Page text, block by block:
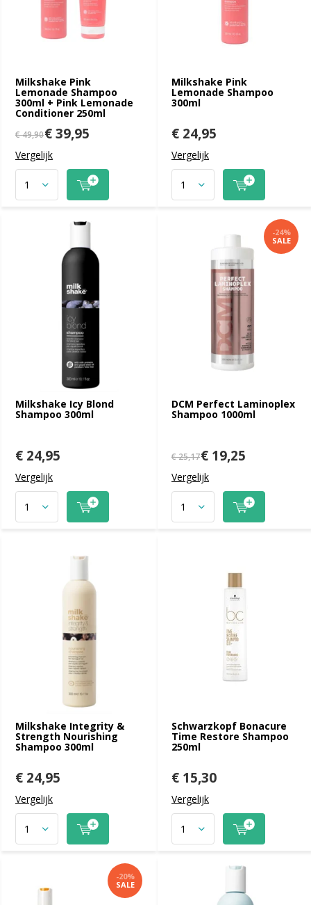
Milkshake Pink
Lemonade Shampoo
300ml + Pink Lemonade
Conditioner 250ml
€ 49,90€ 39,95
Vergelijk
Milkshake Pink
Lemonade Shampoo
300ml
€ 24,95
Vergelijk
Milkshake Icy Blond
Shampoo 300ml
€ 24,95
Vergelijk
DCM Perfect Laminoplex
Shampoo 1000ml
-24%
SALE
€ 25,17€ 19,25
Vergelijk
Milkshake Integrity &
Strength Nourishing
Shampoo 300ml
€ 24,95
Vergelijk
Schwarzkopf Bonacure
Time Restore Shampoo
250ml
€ 15,30
Vergelijk
-20%
SALE